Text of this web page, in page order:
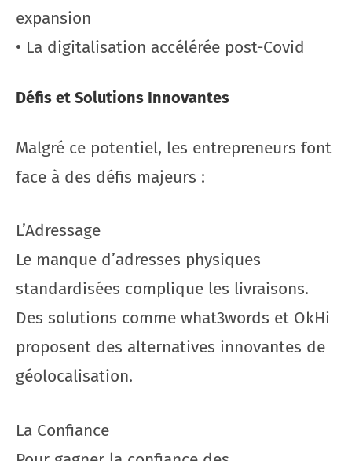
expansion
• La digitalisation accélérée post-Covid
Défis et Solutions Innovantes
Malgré ce potentiel, les entrepreneurs font
face à des défis majeurs :
L’Adressage
Le manque d’adresses physiques
standardisées complique les livraisons.
Des solutions comme what3words et OkHi
proposent des alternatives innovantes de
géolocalisation.
La Confiance